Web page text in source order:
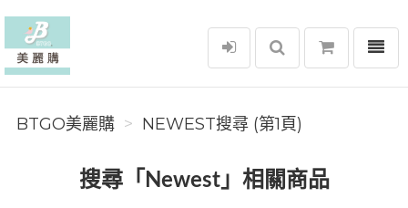
BTGO美麗購
選單
BTGO美麗購 NEWEST搜尋 (第1頁)
搜尋「Newest」相關商品